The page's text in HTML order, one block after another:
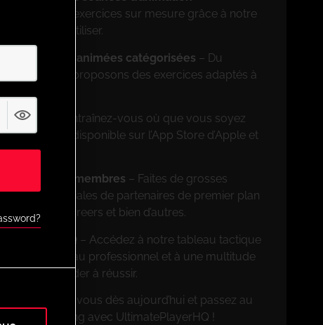
des exercices sur mesure grâce à notre
facile à utiliser.
de séances animées catégorisées – Du
nous proposons des exercices adaptés à
mobile
– Entraînez-vous où que vous soyez
mobile disponible sur l’App Store d’Apple et
pour les membres – Faites de grosses
offres spéciales de partenaires de premier plan
FootballCareers et bien d’autres.
UPHQ – Accédez à notre tableau tactique
de niveau professionnel et à une multitude
pour vous aider à réussir.
! Inscrivez-vous dès aujourd’hui et passez au
de coaching avec UltimatePlayerHQ !